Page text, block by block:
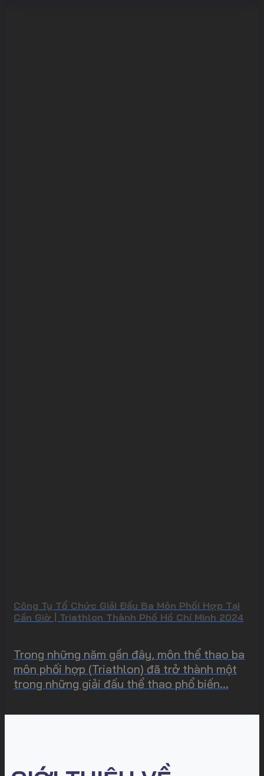
Công Ty Tổ Chức Giải Đấu Ba Môn Phối Hợp Tại
Cần Giờ | Triathlon Thành Phố Hồ Chí Minh 2024
Trong những năm gần đây, môn thể thao ba
môn phối hợp (Triathlon) đã trở thành một
trong những giải đấu thể thao phổ biến...